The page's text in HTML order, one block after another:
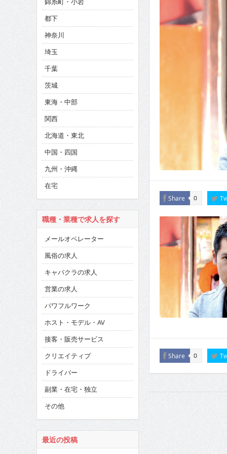
CINEMA×STYLE 286号
CINEMA×STYLE 285号
CINEMA×STYLE 294号
Share 0
Share 0
都下
神奈川
埼玉
千葉
茨城
東海・中部
関西
北海道・東北
中国・四国
九州・沖縄
在宅
職種・業種で求人を探す
メールオペレーター
風俗の求人
キャバクラの求人
営業の求人
パワフルワーク
ホスト・モデル・AV
接客・販売サービス
クリエイティブ
ドライバー
副業・在宅・独立
その他
最近の投稿